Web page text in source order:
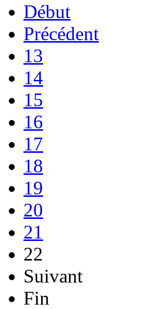
Début
Précédent
13
14
15
16
17
18
19
20
21
22
Suivant
Fin